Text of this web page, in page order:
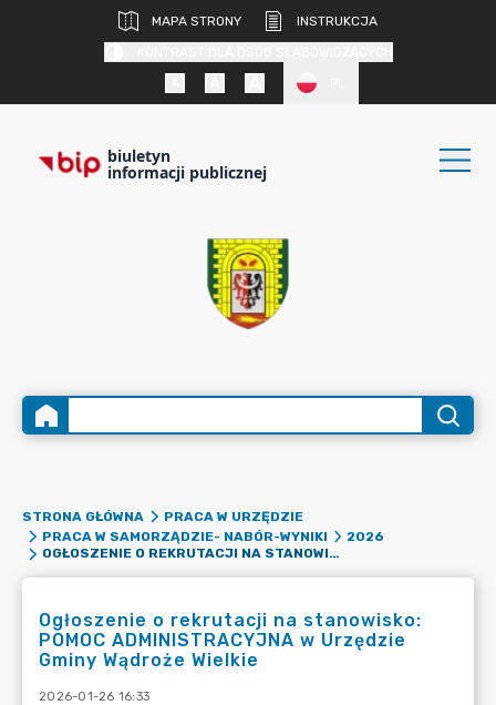
MAPA STRONY
INSTRUKCJA
biuletyn
informacji publicznej
STRONA GŁÓWNA
PRACA W URZĘDZIE
PRACA W SAMORZĄDZIE- NABÓR-WYNIKI
2026
OGŁOSZENIE O REKRUTACJI NA STANOWISKO: POMOC ADMINISTRACYJNA W URZĘDZIE GMINY WĄDROŻE WIELKIE
Ogłoszenie o rekrutacji na stanowisko:
POMOC ADMINISTRACYJNA w Urzędzie
Gminy Wądroże Wielkie
2026-01-26 16:33